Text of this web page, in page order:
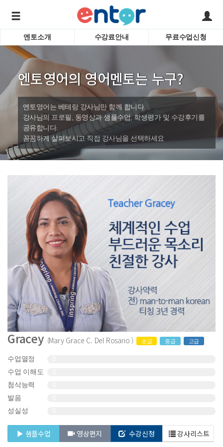
학습도우미 G1
바로가기
서비스안내
강사소개
회사소개
어린이
인터뷰
시험영
영자신
수업
엔토소개 수강료안내 무료수업신청
엔토영어의 영어멘토는 누구?
엔토영어는 베테랑 강사님만 함께 합니다.
강사님의 프로필, 동영상과 샘플수업, 학생평가 및 수강후기를
공유합니다.
꼼꼼하게 살펴보시고 직접 강사님을 선택하세요
Gracey (Mary Grace C. Del Rosario ) 초급 중급 고급
수업열정
수업 이해도
첨삭능력
발음
성실성
샘플수업 영상편지 수강신청 강사리스트